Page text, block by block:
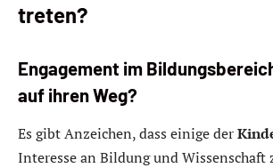
treten?
Engagement im
auf ihren Weg?
Es gibt Anzeichen, dass einige der
Interesse an Bildung und Wissenschaft